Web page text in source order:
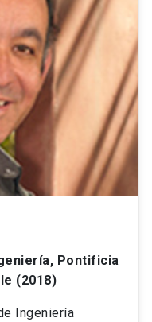
Pontificia
(2018)
Ingeniería